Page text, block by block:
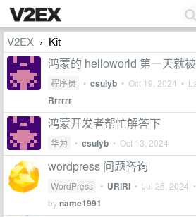
V2EX › Kit
鸿蒙的 helloworld 第一天就
程序员 • csulyb • Oct 19, 2024 •
Rrrrrr
鸿蒙开发者帮忙解答下
华为 • csulyb • Oct 13, 2024
wordpress 问题咨询
WordPress • URIRI • Jul 25, 2024
byname1991